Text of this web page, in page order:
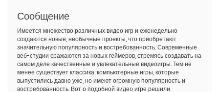
Сообщение
Имеется множество различных видео игр и еженедельно
создаются новые, необычные проекты, что приобретают
значительную популярность и востребованность. Современные
веб-студии сражаются за новых геймеров, стремясь создавать на
самом деле качественные и увлекательные видеоигры. Тем не
менее существует классика, компьютерные игры, которые
выпустились давно уже, но имеют огромную популярность и
востребованность. Вот о подобной видео игре решили